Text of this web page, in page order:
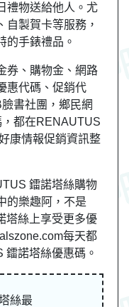
禮物送給他人。尤
自製賀卡等服務，
的手錶禮品。
券、購物金、網路
惠代碼、促銷代
書社團， 鄉民網
都在RENAUTUS
康情報促銷資訊整
鐳諾塔絲購物
的樂趣阿，不是
塔絲上享受更多優
每天都
諾塔絲優惠碼。
絲最